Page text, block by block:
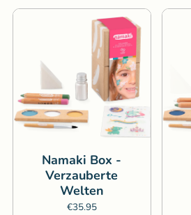
Namaki Box -
Verzauberte
Welten
€35.95